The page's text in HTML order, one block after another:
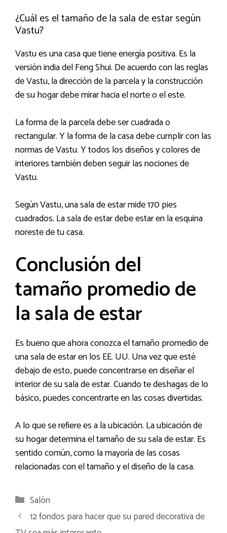
¿Cuál es el tamaño de la sala de estar según
Vastu?
Vastu es una casa que tiene energía positiva. Es la
versión india del Feng Shui. De acuerdo con las reglas
de Vastu, la dirección de la parcela y la construcción
de su hogar debe mirar hacia el norte o el este.
La forma de la parcela debe ser cuadrada o
rectangular. Y la forma de la casa debe cumplir con las
normas de Vastu. Y todos los diseños y colores de
interiores también deben seguir las nociones de
Vastu.
Según Vastu, una sala de estar mide 170 pies
cuadrados. La sala de estar debe estar en la esquina
noreste de tu casa.
Conclusión del
tamaño promedio de
la sala de estar
Es bueno que ahora conozca el tamaño promedio de
una sala de estar en los EE. UU. Una vez que esté
debajo de esto, puede concentrarse en diseñar el
interior de su sala de estar. Cuando te deshagas de lo
básico, puedes concentrarte en las cosas divertidas.
A lo que se refiere es a la ubicación. La ubicación de
su hogar determina el tamaño de su sala de estar. Es
sentido común, como la mayoría de las cosas
relacionadas con el tamaño y el diseño de la casa.
Categorías
Salón
12 fondos para hacer que su pared decorativa de